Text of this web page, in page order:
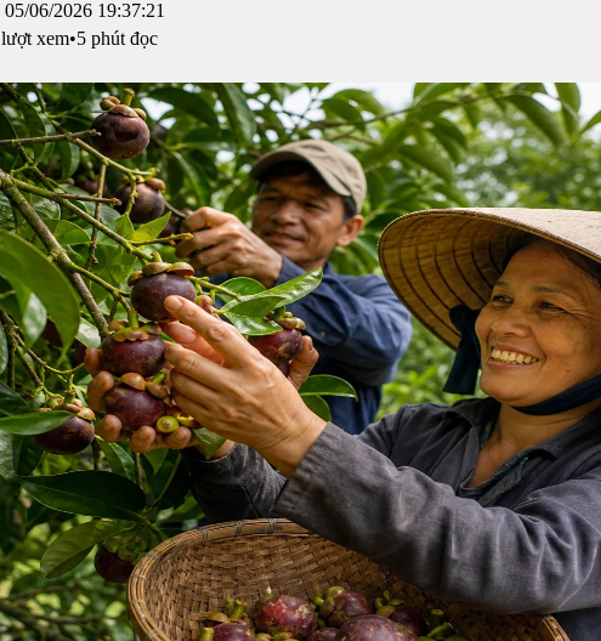
05/06/2026 19:37:21
lượt xem•5 phút đọc